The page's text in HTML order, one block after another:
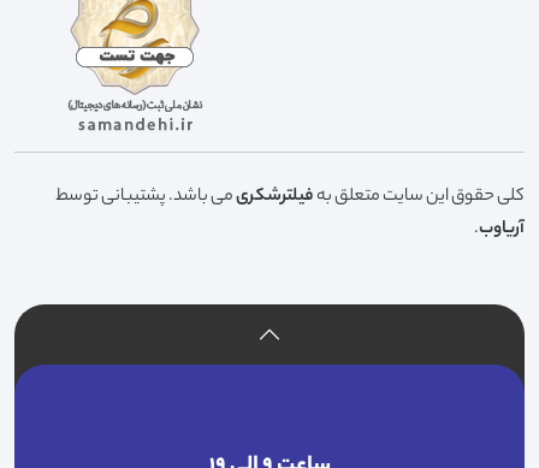
کلی حقوق این سایت متعلق بهفیلترشکریمی باشد. پشتیبانی توسط
آریاوب.